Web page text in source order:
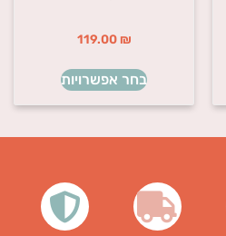
119.00 ₪
בחר אפשרויות